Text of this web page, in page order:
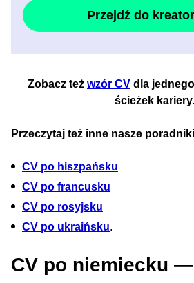
Przejdź do
Zobacz też wzór CV dla
ścieżek kariery.
Przeczytaj też inne nasze
CV po hiszpańsku
CV po francusku
CV po rosyjsku
CV po ukraińsku.
CV po niemiecku